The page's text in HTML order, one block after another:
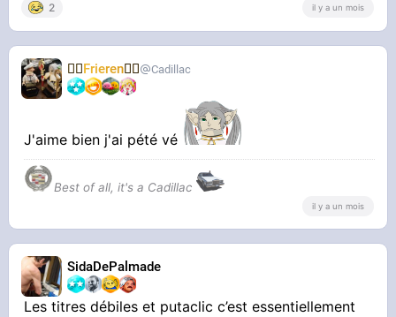
2 il y a un mois
🧝‍♀️Frieren🧝‍♀️ Cadillac
J'aime bien j'ai pété vé
Best of all, it's a Cadillac
il y a un mois
SidaDePalmade
Les titres débiles et putaclic c’est essentiellement